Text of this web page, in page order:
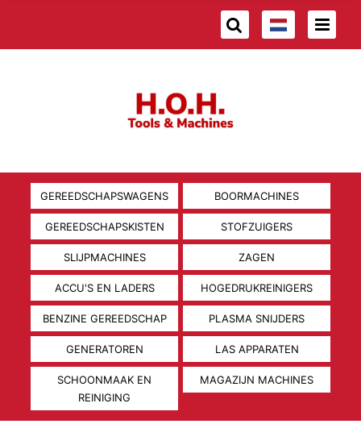
GEREEDSCHAPSWAGENS BOORMACHINES
GEREEDSCHAPSKISTEN STOFZUIGERS
SLIJPMACHINES ZAGEN
ACCU'S EN LADERS HOGEDRUKREINIGERS
BENZINE GEREEDSCHAP PLASMA SNIJDERS
GENERATOREN LAS APPARATEN
SCHOONMAAK EN
REINIGING
MAGAZIJN MACHINES